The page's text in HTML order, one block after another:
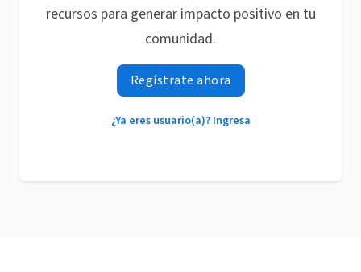
recursos para generar impacto positivo en tu
comunidad.
Regístrate ahora
¿Ya eres usuario(a)? Ingresa